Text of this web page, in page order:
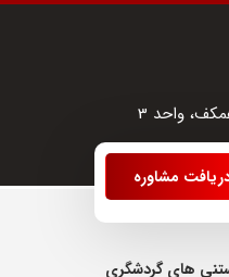
مشاوره
های گردشگری